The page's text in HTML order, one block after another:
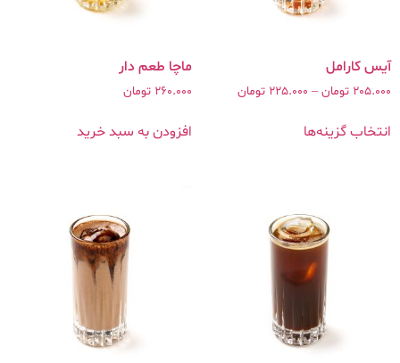
205.000 تومان –
225.000 تومان
انتخاب گزینه‌ها
ماچا طعم دار
260.000 تومان
افزودن به سبد خرید